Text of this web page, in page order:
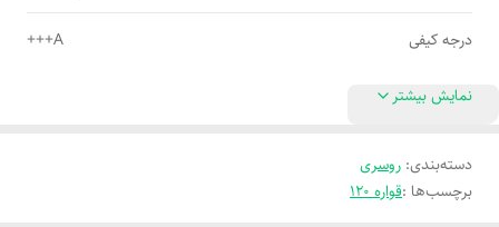
درجه کیفی A+++
نمایش بیشتر
دسته‌بندی: روسری
برچسب‌ها :قواره 120